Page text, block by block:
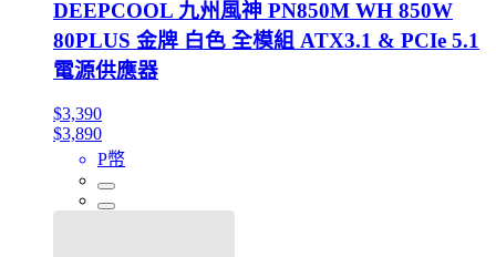
DEEPCOOL 九州風神 PN850M WH 850W
80PLUS 金牌 白色 全模組 ATX3.1 & PCIe 5.1
電源供應器
$3,390
$3,890
P幣